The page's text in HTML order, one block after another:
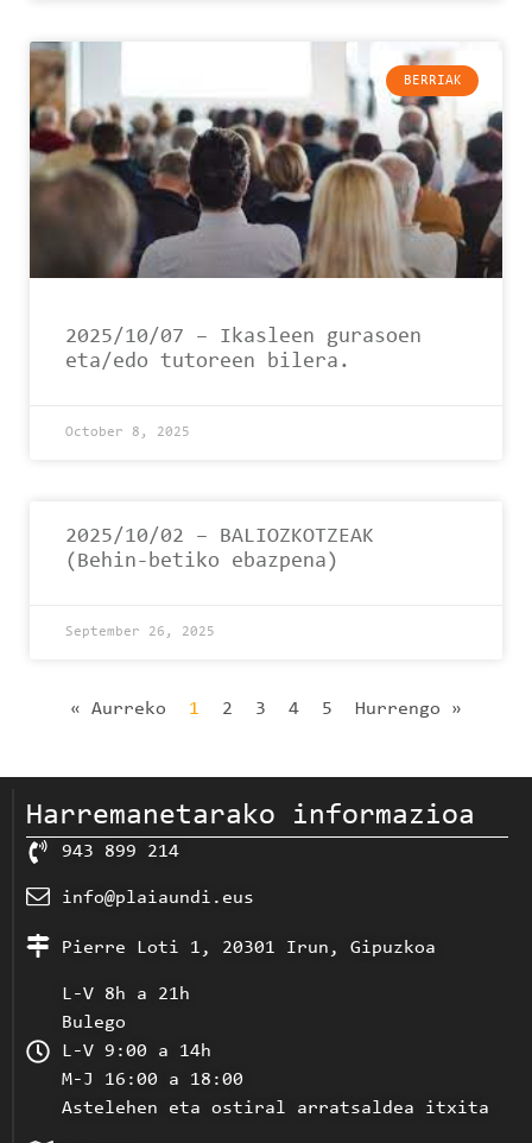
BERRIAK
2025/10/07 – Ikasleen gurasoen
eta/edo tutoreen bilera.
October 8, 2025
2025/10/02 – BALIOZKOTZEAK
(Behin-betiko ebazpena)
September 26, 2025
« Aurreko 1 2 3 4 5 Hurrengo »
Harremanetarako informazioa
943 899 214
info@plaiaundi.eus
Pierre Loti 1, 20301 Irun, Gipuzkoa
L-V 8h a 21h
Bulego
L-V 9:00 a 14h
M-J 16:00 a 18:00
Astelehen eta ostiral arratsaldea itxita